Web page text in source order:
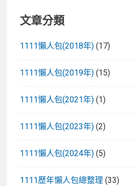
文章分類
1111懶人包(2018年) (17)
1111懶人包(2019年) (15)
1111懶人包(2021年) (1)
1111懶人包(2023年) (2)
1111懶人包(2024年) (5)
1111歷年懶人包總整理 (33)